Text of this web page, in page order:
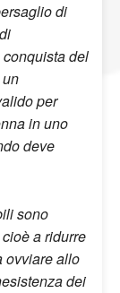
di
del
per
in uno
deve
sono
a ridurre
ovviare allo
dei